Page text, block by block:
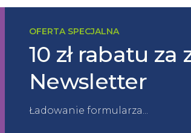
OFERTA SPECJALNA
10 zł rabatu
Newsletter
Ładowanie formularza...